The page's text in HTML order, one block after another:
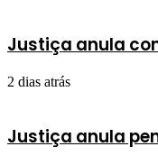
Justiça anula
2 dias atrás
Justiça anula